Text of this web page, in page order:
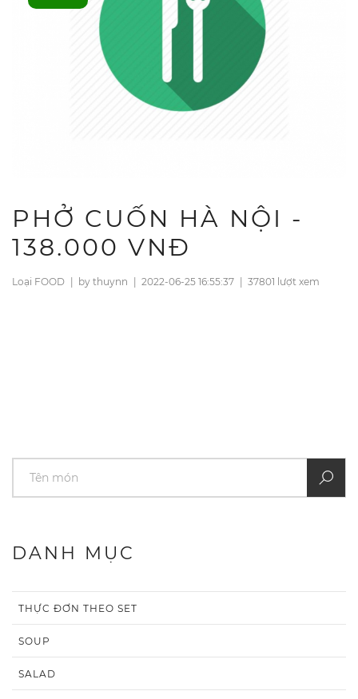
PHỞ CUỐN HÀ NỘI -
138.000 VNĐ
Loại FOOD | by thuynn | 2022-06-25 16:55:37 | 37801 lượt xem
DANH MỤC
THỰC ĐƠN THEO SET
SOUP
SALAD